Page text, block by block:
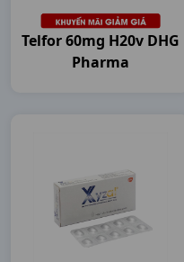
Telfor 60mg H20v DHG
Pharma